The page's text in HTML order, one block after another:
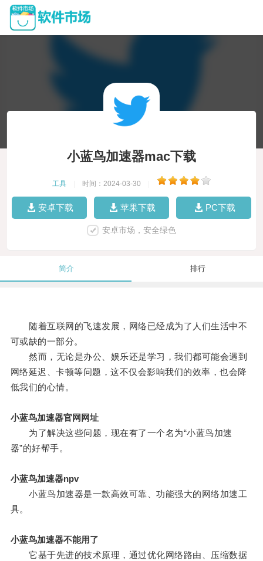
小蓝鸟加速器mac下载
工具 时间：2024-03-30
安卓下载 苹果下载 PC下载
安卓市场，安全绿色
简介 排行
随着互联网的飞速发展，网络已经成为了人们生活中不
可或缺的一部分。
然而，无论是办公、娱乐还是学习，我们都可能会遇到
网络延迟、卡顿等问题，这不仅会影响我们的效率，也会降
低我们的心情。
小蓝鸟加速器官网网址
为了解决这些问题，现在有了一个名为“小蓝鸟加速
器”的好帮手。
小蓝鸟加速器npv
小蓝鸟加速器是一款高效可靠、功能强大的网络加速工
具。
小蓝鸟加速器不能用了
它基于先进的技术原理，通过优化网络路由、压缩数据